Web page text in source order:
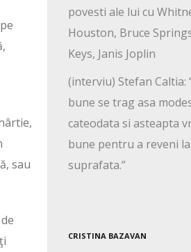
sau
povesti ale lui cu
Houston, Bruce
Keys, Janis Joplin
(interviu) Stefan Caltia:
bune se trag asa
cateodata si asteapta
bune pentru a reveni la
suprafata.”
CRISTINA BAZAVAN